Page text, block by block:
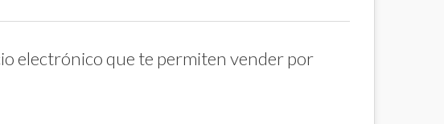
electrónico que te permiten vender por